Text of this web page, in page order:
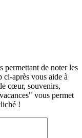
permettant de noter les
ci-après vous aide à
cœur, souvenirs,
vous permet
!